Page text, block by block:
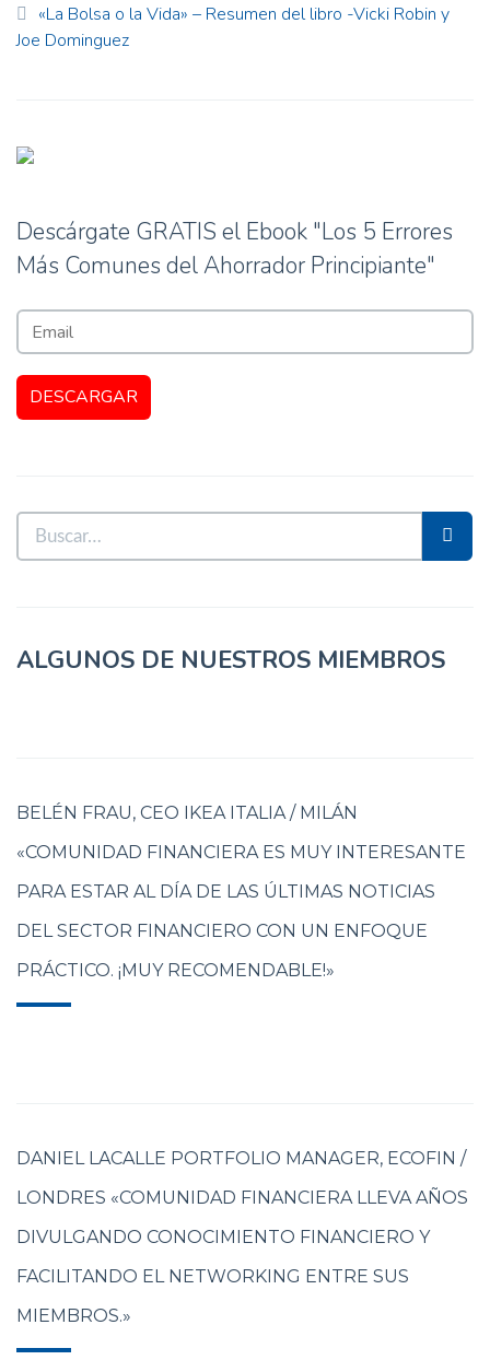
«La Bolsa o la Vida» – Resumen del libro -Vicki Robin y
Joe Dominguez
Descárgate GRATIS el Ebook "Los 5 Errores
Más Comunes del Ahorrador Principiante"
ALGUNOS DE NUESTROS MIEMBROS
BELÉN FRAU, CEO IKEA ITALIA / MILÁN
«COMUNIDAD FINANCIERA ES MUY INTERESANTE
PARA ESTAR AL DÍA DE LAS ÚLTIMAS NOTICIAS
DEL SECTOR FINANCIERO CON UN ENFOQUE
PRÁCTICO. ¡MUY RECOMENDABLE!»
DANIEL LACALLE PORTFOLIO MANAGER, ECOFIN /
LONDRES «COMUNIDAD FINANCIERA LLEVA AÑOS
DIVULGANDO CONOCIMIENTO FINANCIERO Y
FACILITANDO EL NETWORKING ENTRE SUS
MIEMBROS.»